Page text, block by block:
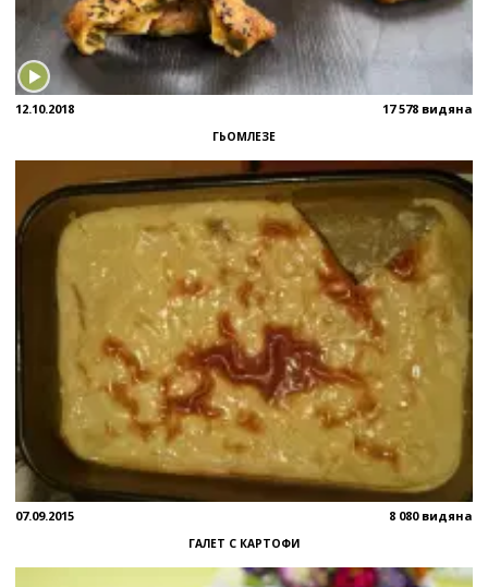
12.10.2018 17 578 видяна
ГЬОМЛЕЗЕ
07.09.2015 8 080 видяна
ГАЛЕТ С КАРТОФИ